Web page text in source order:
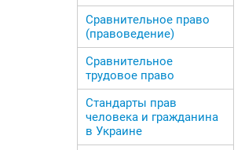
Сравнительное право
(правоведение)
Сравнительное
трудовое право
Стандарты прав
человека и гражданина
в Украине